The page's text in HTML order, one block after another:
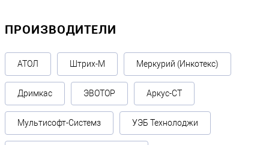
ПРОИЗВОДИТЕЛИ
АТОЛ Штрих-М Меркурий (Инкотекс)
Дримкас ЭВОТОР Аркус-СТ
Мультисофт-Системз УЭБ Технолоджи